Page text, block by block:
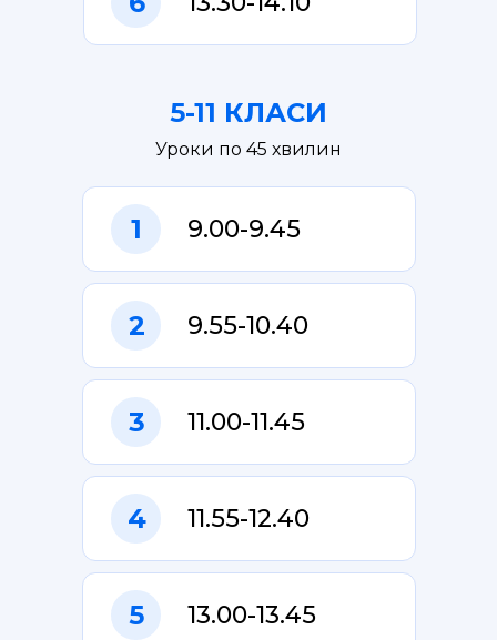
5-11 КЛАСИ
Уроки по 45 хвилин
9.00-9.45
1
9.55-10.40
2
11.00-11.45
3
11.55-12.40
4
13.00-13.45
5